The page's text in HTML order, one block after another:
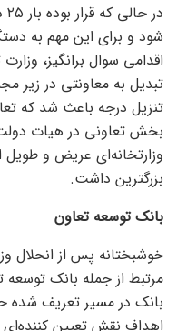
شود و برای این مهم به
اقدامی سوال برانگیز،
تبدیل به معاونتی در زیر
تنزیل درجه باعث شد که
بخش تعاونی در هیات
وزارتخانه‌ای عریض و
بزرگترین داشت.
بانک توسعه تعاون
خوشبختانه پس از انحلال
مرتبط از جمله بانک
بانک در مسیر تعریف شده
اهداف نقش تعیین